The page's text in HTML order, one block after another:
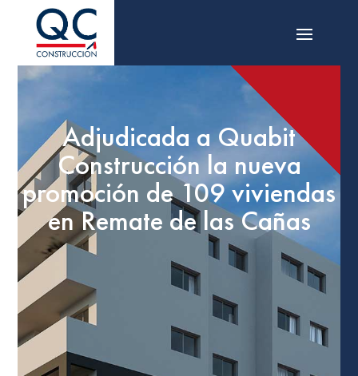
Adjudicada a Quabit
Construcción la nueva
promoción de 109 viviendas
en Remate de las Cañas